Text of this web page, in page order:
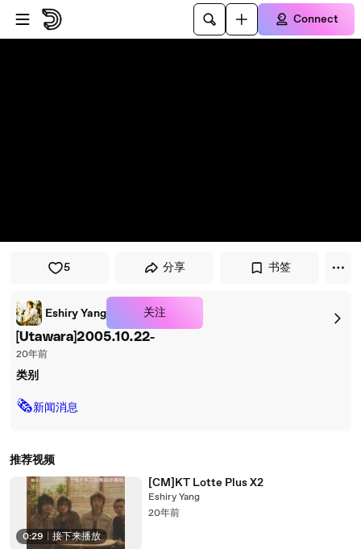
Skip to player
Skip to main content
Connect
5 分享 书签
Eshiry Yang 关注
[Utawara]2005.10.22-
20年前
类别
🗞新闻消息
推荐视频
0:29 接下来播放
[CM]KT Lotte Plus X2
Eshiry Yang
20年前